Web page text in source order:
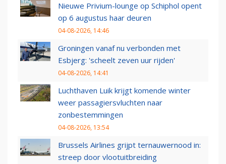
Nieuwe Privium-lounge op Schiphol opent
op 6 augustus haar deuren
04-08-2026, 14:46
Groningen vanaf nu verbonden met
Esbjerg: 'scheelt zeven uur rijden'
04-08-2026, 14:41
Luchthaven Luik krijgt komende winter
weer passagiersvluchten naar
zonbestemmingen
04-08-2026, 13:54
Brussels Airlines grijpt ternauwernood in:
streep door vlootuitbreiding